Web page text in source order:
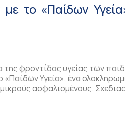
το «Παίδων
φροντίδας υγείας των
Υγεία», ένα
ασφαλισμένους.